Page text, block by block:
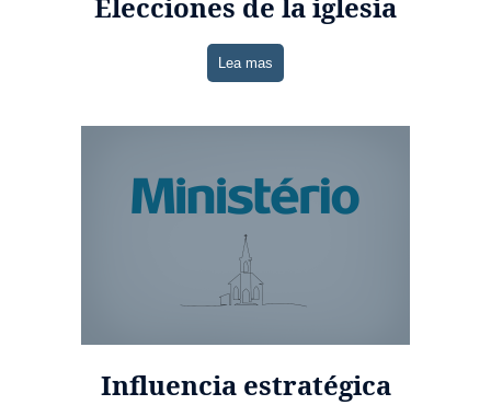
Lea mas
Influencia estratégica